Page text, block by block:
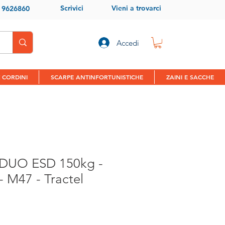
Accedi
Scrivici Vieni a trovarci
CORDINI SCARPE ANTINFORTUNISTICHE ZAINI E SACCHE
ESD 150kg -
M47 - Tractel